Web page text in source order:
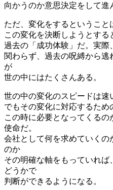
向かうのか意思決定をして進
ただ、変化をするということ
この変化を決断しようとす
過去の「成功体験」だ。実際
関わらず、過去の呪縛から
が
世の中にはたくさんある。
世の中の変化のスピードは速
でもその変化に対応するため
この時に必要となってくるの
使命だ。
会社として何を求めていくの
のか
その明確な軸をもっていれ
どうかで
判断ができるようになる。